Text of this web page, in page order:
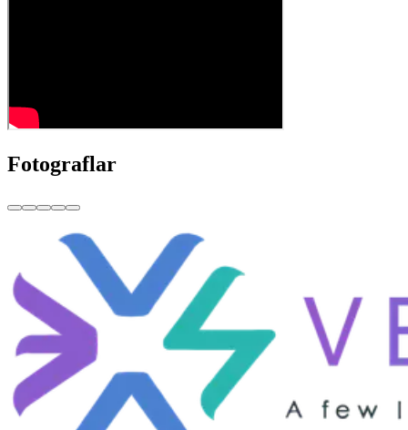
Fotograflar